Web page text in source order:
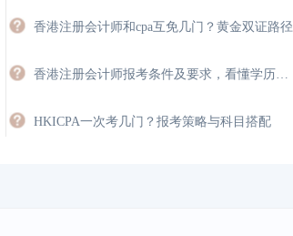
香港注册会计师和cpa互免几门？黄金双证路径
HKICPA一次考几门？报考策略与科目搭配